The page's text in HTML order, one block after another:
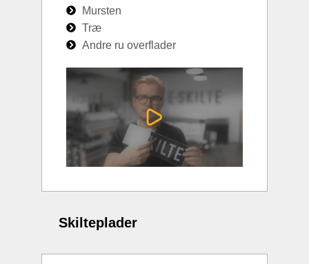
Mursten
Træ
Andre ru overflader
Skilteplader